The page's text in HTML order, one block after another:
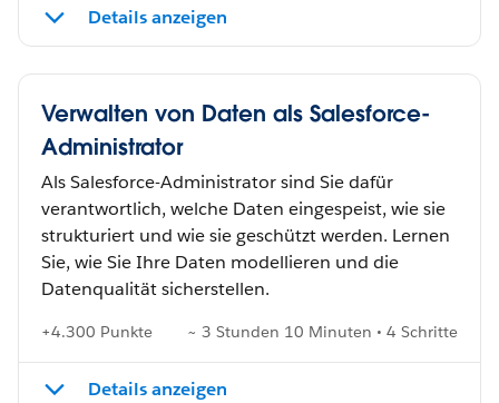
Details anzeigen
Verwalten von Daten als Salesforce-
Administrator
Als Salesforce-Administrator sind Sie dafür
verantwortlich, welche Daten eingespeist, wie sie
strukturiert und wie sie geschützt werden. Lernen
Sie, wie Sie Ihre Daten modellieren und die
Datenqualität sicherstellen.
+4.300 Punkte ~ 3 Stunden 10 Minuten • 4 Schritte
Details anzeigen